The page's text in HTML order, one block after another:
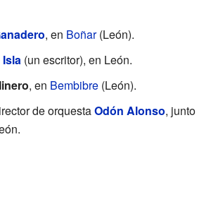
, en Boñar(León).
Isla (un escritor), en León.
, en Bembibre (León).
de orquestaOdón Alonso, junto